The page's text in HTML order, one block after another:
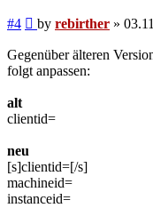
#4 Post
by rebirther »
Gegenüber älteren
folgt anpassen:
alt
clientid=
neu
[s]clientid=[/s]
machineid=
instanceid=